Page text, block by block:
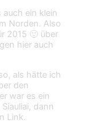
ein klein
Norden. Also
2015 🙂 über
hier auch
als hätte ich
den
war es ein
dann
Link.